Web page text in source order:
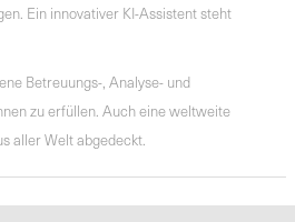
Ein innovativer KI-Assistent steht
Betreuungs-, Analyse- und
zu erfüllen. Auch eine weltweite
aller Welt abgedeckt.